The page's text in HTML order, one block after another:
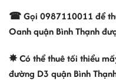
☎ Gọi 0987110011 để
Oanh quận Bình Thạnh
✸ Có thể thuê tối thiểu
đường D3 quận Bình